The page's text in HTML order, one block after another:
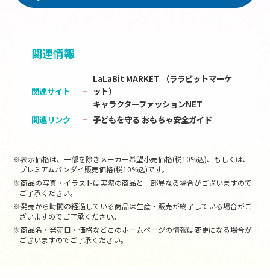
関連情報
関連サイト
LaLaBit MARKET （ララビットマーケ
ット）
キャラクターファッションNET
関連リンク
子どもを守る おもちゃ安全ガイド
※表示価格は、一部を除きメーカー希望小売価格(税10%込)、もしくは、
プレミアムバンダイ販売価格(税10%込)です。
※商品の写真・イラストは実際の商品と一部異なる場合がございますので
ご了承ください。
※発売から時間の経過している商品は生産・販売が終了している場合がご
ざいますのでご了承ください。
※商品名・発売日・価格などこのホームページの情報は変更になる場合が
ございますのでご了承ください。